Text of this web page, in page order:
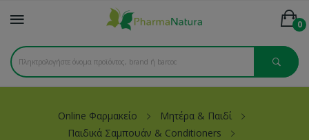
0
Online Φαρμακείο
Μητέρα & Παιδί
Παιδικά Σαμπουάν & Conditioners